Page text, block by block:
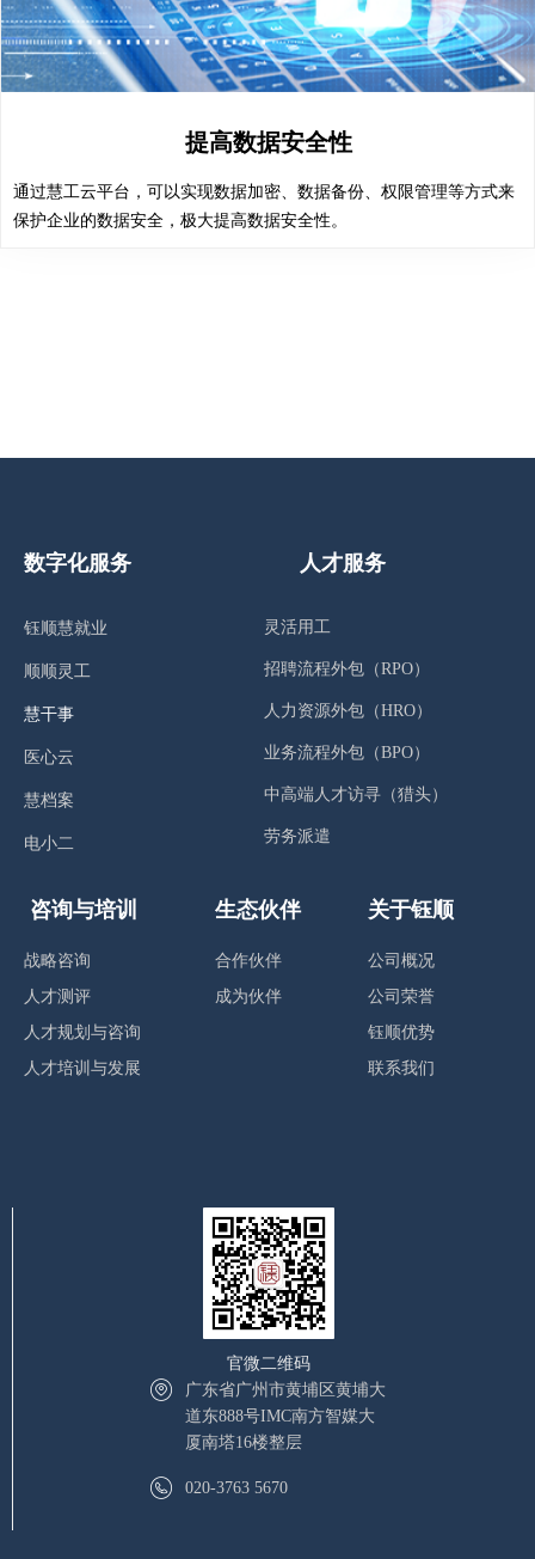
提高数据安全性
通过慧工云平台，可以实现数据加密、数据备份、权限管理等方式来
保护企业的数据安全，极大提高数据安全性。
提高数据安全性
通过慧工云平台，可以实现数据加密、数据备份、权限管理等方式来
保护企业的数据安全，极大提高数据安全性。
钰顺慧就业
顺顺灵工
慧干事
医心云
慧档案
电小二
数字化服务
灵活用工
招聘流程外包（RPO）
人力资源外包（HRO）
业务流程外包（BPO）
中高端人才访寻（猎头）
劳务派遣
人才服务
战略咨询
人才测评
人才规划与咨询
人才培训与发展
咨询与培训 生态伙伴
合作伙伴
成为伙伴
关于钰顺
公司概况
公司荣誉
钰顺优势
联系我们
广东省广州市黄埔区黄埔大
道东888号IMC南方智媒大
厦南塔16楼整层
020-3763 5670
官微二维码